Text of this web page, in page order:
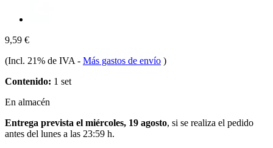
9,59 €
(Incl. 21% de IVA - Más gastos de envío )
Contenido: 1 set
En almacén
Entrega prevista el miércoles, 19 agosto, si se realiza el pedido
antes del lunes a las 23:59 h.